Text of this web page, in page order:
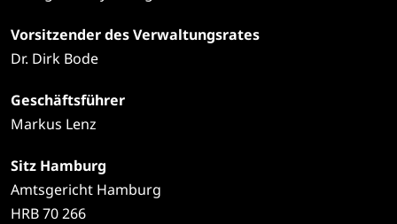
Vorsitzender des Verwaltungsrates
Dr. Dirk Bode
Geschäftsführer
Markus Lenz
Sitz Hamburg
Amtsgericht Hamburg
HRB 70 266